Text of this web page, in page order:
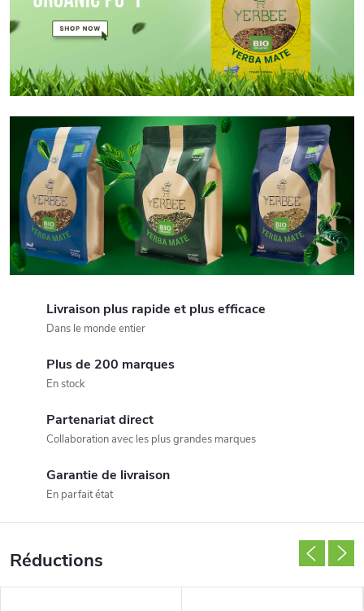
e
d
a
s
n
o
t
i
q
u
Livraison plus rapide et plus efficace
Dans le monde entier
Plus de 200 marques
En stock
Partenariat direct
Collaboration avec les plus grandes marques
Garantie de livraison
En parfait état
Réductions